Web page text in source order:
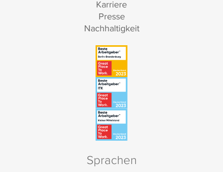
Karriere
Presse
Nachhaltigkeit
Sprachen